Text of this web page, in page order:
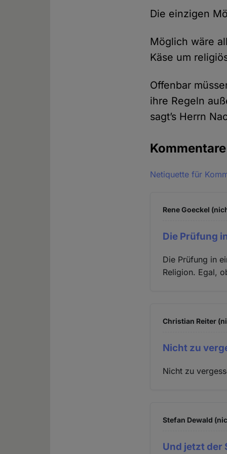
Die einzigen
Möglich wäre
Käse um
Offenbar
ihre Regeln
sagt’s Herrn
Kommentare
Netiquette für
Rene Goeckel
Die Prüfung
Die Prüfung in
Religion. Egal,
Christian Reiter
Nicht zu
Nicht zu
Stefan Dewald
Und jetzt der